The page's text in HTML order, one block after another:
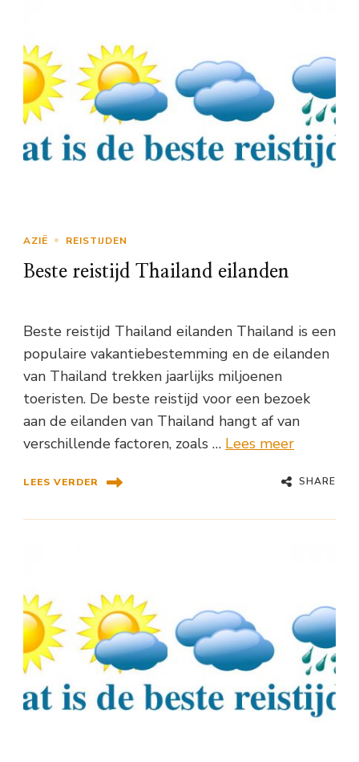
AZIË REISTIJDEN
Beste reistijd Thailand eilanden
Beste reistijd Thailand eilanden Thailand is een
populaire vakantiebestemming en de eilanden
van Thailand trekken jaarlijks miljoenen
toeristen. De beste reistijd voor een bezoek
aan de eilanden van Thailand hangt af van
verschillende factoren, zoals … Lees meer
LEES VERDER SHARE